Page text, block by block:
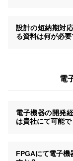
設計の短納期対
る資料は何が必要
電
電子機器の開発
は貴社にて可能で
FPGAにて電子機